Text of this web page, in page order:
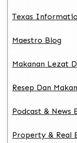
Texas
Maestro Blog
Makanan Lezat
Resep Dan
Podcast & News
Property & Real